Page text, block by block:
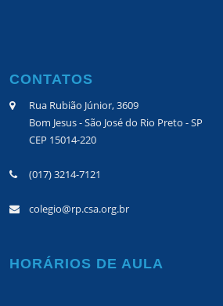
CONTATOS
Rua Rubião Júnior, 3609
Bom Jesus - São José do Rio Preto - SP
CEP 15014-220
(017) 3214-7121
colegio@rp.csa.org.br
HORÁRIOS DE AULA